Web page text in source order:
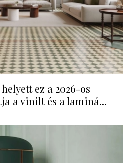
ez a 2026-os
a vinilt és a laminá...